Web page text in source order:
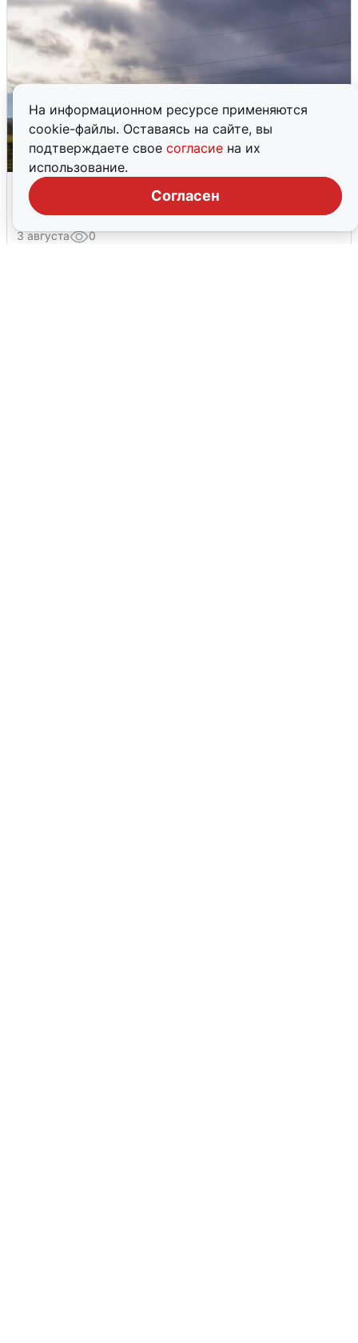
На информационном ресурсе применяются
cookie-файлы. Оставаясь на сайте, вы
подтверждаете свое согласие на их
использование.
Согласен
Над ХМАО впервые сбили
беспилотники
3 августа 0